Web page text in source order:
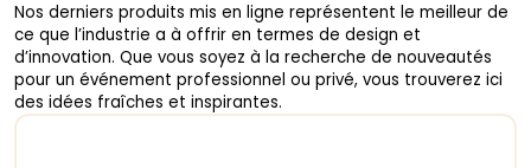
Nos derniers produits mis en ligne représentent le meilleur de
ce que l’industrie a à offrir en termes de design et
d’innovation. Que vous soyez à la recherche de nouveautés
pour un événement professionnel ou privé, vous trouverez ici
des idées fraîches et inspirantes.